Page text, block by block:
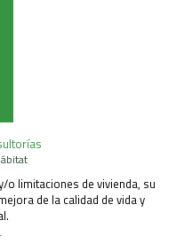
o limitaciones de vivienda, su
de la calidad de vida y